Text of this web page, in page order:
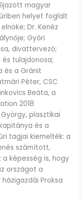
magyar
helyet foglalt
Dr. Kenéz
Győri
divattervező;
tulajdonosa;
és a Gránit
Péter, CSC
Beáta, a
2018
plasztikai
és a
tagjai kiemelték: a
számított,
képesség is, hogy
országot a
Proksa